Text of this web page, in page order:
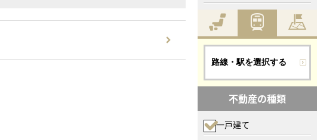
路線・駅を選択する
不動産の種類
一戸建て